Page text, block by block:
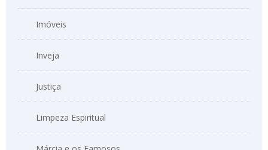
Imóveis
Inveja
Justiça
Limpeza Espiritual